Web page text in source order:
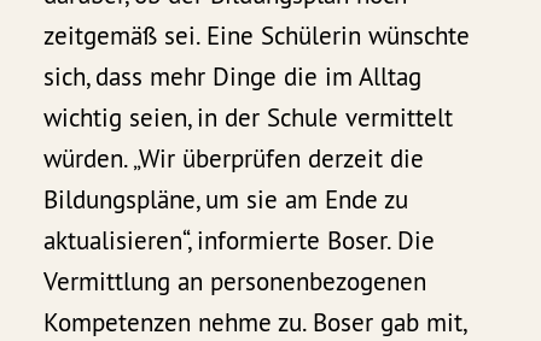
zeitgemäß sei. Eine Schülerin wünschte
sich, dass mehr Dinge die im Alltag
wichtig seien, in der Schule vermittelt
würden. „Wir überprüfen derzeit die
Bildungspläne, um sie am Ende zu
aktualisieren“, informierte Boser. Die
Vermittlung an personenbezogenen
Kompetenzen nehme zu. Boser gab mit,